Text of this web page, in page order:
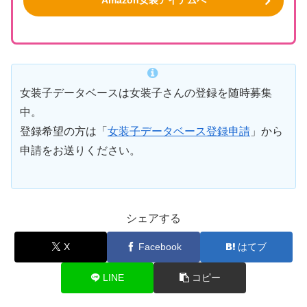
女装子データベースは女装子さんの登録を随時募集
中。
登録希望の方は「 女装子データベース登録申請 」から
申請をお送りください。
シェアする
X Facebook はてブ
LINE コピー